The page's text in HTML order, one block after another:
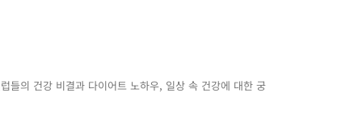
들의 건강 비결과 다이어트 노하우, 일상 속 건강에 대한 궁